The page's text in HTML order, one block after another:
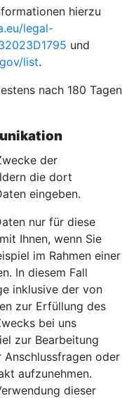
hierzu
legal-
und
list.
nach 180 Tagen
der
die dort
eingeben.
nur für diese
Ihnen, wenn Sie
im Rahmen einer
In diesem Fall
inklusive der von
zur Erfüllung des
bei uns
zur Bearbeitung
oder
aufzunehmen.
dieser